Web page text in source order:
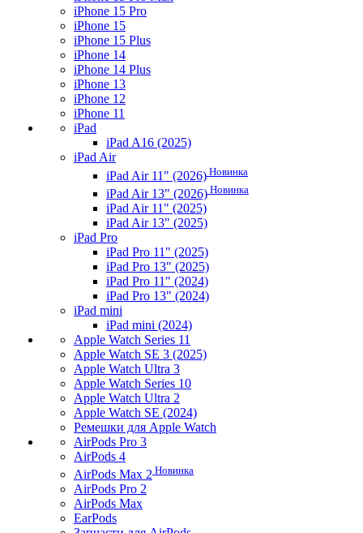
iPhone 15 Pro
iPhone 15
iPhone 15 Plus
iPhone 14
iPhone 14 Plus
iPhone 13
iPhone 12
iPhone 11
iPad
iPad A16 (2025)
iPad Air
iPad Air 11" (2026) Новинка
iPad Air 13" (2026) Новинка
iPad Air 11" (2025)
iPad Air 13" (2025)
iPad Pro
iPad Pro 11" (2025)
iPad Pro 13" (2025)
iPad Pro 11" (2024)
iPad Pro 13" (2024)
iPad mini
iPad mini (2024)
Apple Watch Series 11
Apple Watch SE 3 (2025)
Apple Watch Ultra 3
Apple Watch Series 10
Apple Watch Ultra 2
Apple Watch SE (2024)
Ремешки для Apple Watch
AirPods Pro 3
AirPods 4
AirPods Max 2 Новинка
AirPods Pro 2
AirPods Max
EarPods